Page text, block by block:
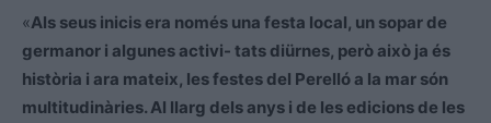
«Als seus inicis era només una festa local, un sopar de
germanor i algunes activi- tats diürnes, però això ja és
història i ara mateix, les festes del Perelló a la mar són
multitudinàries. Al llarg dels anys i de les edicions de les